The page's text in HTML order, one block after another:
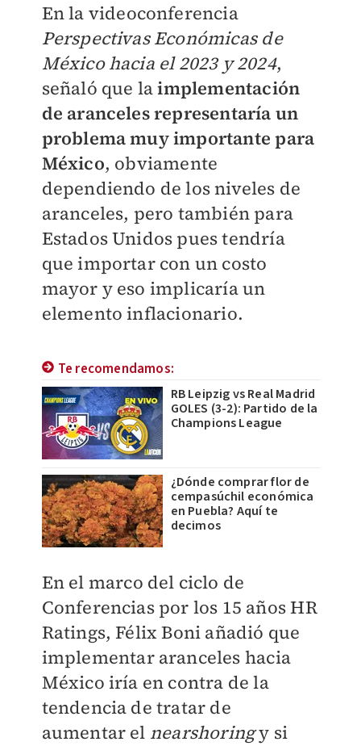
En la videoconferencia
Perspectivas Económicas de
México hacia el 2023 y 2024,
señaló que laimplementación
de aranceles representaría un
problema muy importante para
México, obviamente
dependiendo de los niveles de
aranceles, pero también para
Estados Unidos pues tendría
que importar con un costo
mayor y eso implicaría un
elemento inflacionario.
Te recomendamos:
RB Leipzig vs Real Madrid
GOLES (3-2): Partido de la
Champions League
¿Dónde comprar flor de
cempasúchil económica
en Puebla? Aquí te
decimos
En el marco del ciclo de
Conferencias por los 15 años HR
Ratings, Félix Boni añadió que
implementar aranceles hacia
México iría en contra de la
tendencia de tratar de
aumentar el nearshoringy si